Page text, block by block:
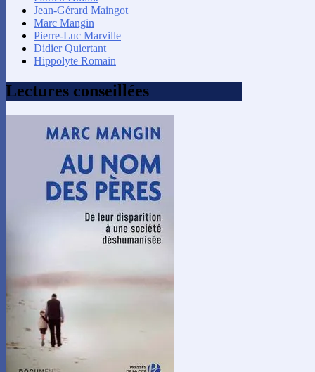
Jean-Gérard Maingot
Marc Mangin
Pierre-Luc Marville
Didier Quiertant
Hippolyte Romain
Lectures conseillées